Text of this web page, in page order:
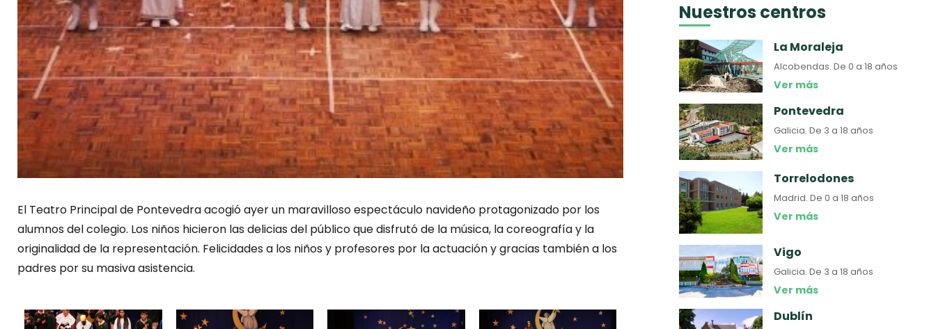
El Teatro Principal de Pontevedra acogió ayer un maravilloso espectáculo navideño protagonizado por los
alumnos del colegio. Los niños hicieron las delicias del público que disfrutó de la música, la coreografía y la
originalidad de la representación. Felicidades a los niños y profesores por la actuación y gracias también a los
padres por su masiva asistencia.
Nuestros centros
La Moraleja
Alcobendas.De 0 a 18 años
Ver más
Pontevedra
Galicia.De 3 a 18 años
Ver más
Torrelodones
Madrid.De 0 a 18 años
Ver más
Vigo
Galicia.De 3 a 18 años
Ver más
Dublín